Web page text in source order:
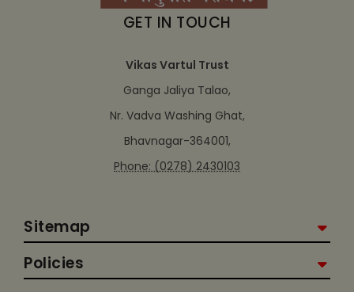
GET IN TOUCH
Vikas Vartul Trust
Ganga Jaliya Talao,
Nr. Vadva Washing Ghat,
Bhavnagar-364001,
Phone: (0278) 2430103
Sitemap
Policies